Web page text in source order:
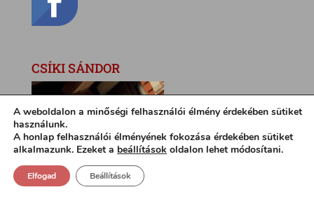
CSÍKI SÁNDOR
A weboldalon a minőségi felhasználói élmény érdekében sütiket
használunk.
A honlap felhasználói élményének fokozása érdekében sütiket
alkalmazunk. Ezeket a beállítások oldalon lehet módosítani.
Elfogad Beállítások